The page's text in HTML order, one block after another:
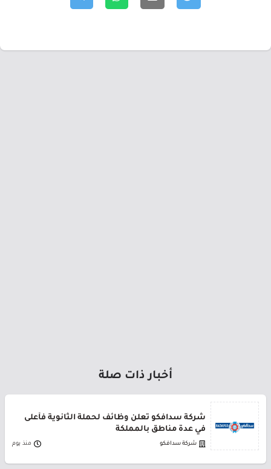
أخبار ذات صلة
شركة سدافكو تعلن وظائف لحملة الثانوية فأعلى
في عدة مناطق بالمملكة
شركة سدافكو منذ يوم